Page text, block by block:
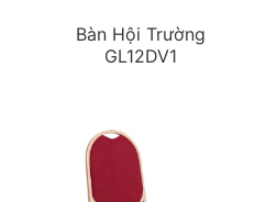
Bàn Hội Trường
GL12DV1